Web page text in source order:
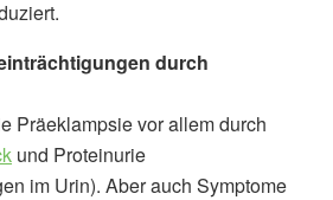
durch
Präeklampsie vor allem durch
und Proteinurie
im Urin). Aber auch Symptome